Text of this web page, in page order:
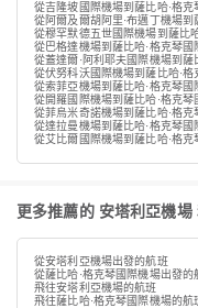
從吉隆坡國際機場到薩比哈·格
從阿爾及爾胡阿里·布邁丁機場
從穆罕默德五世國際機場到薩比
從巴格達機場到薩比哈·格克琴國
從蓋達爾·阿利耶夫國際機場到
從伏努科沃國際機場到薩比哈·
從索菲亞機場到薩比哈·格克琴國
從開羅國際機場到薩比哈·格克琴
從菲烏米奇諾機場到薩比哈·格
從達拉曼機場到薩比哈·格克琴國
從艾比爾國際機場到薩比哈·格
更多推薦的 安塔利亞機
從安塔利亞機場出發的航班
從薩比哈·格克琴國際機場出發的
飛往安塔利亞機場的航班
飛往薩比哈·格克琴國際機場的航